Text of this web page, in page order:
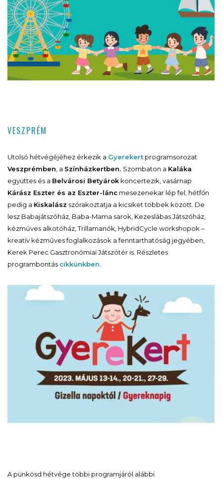
VESZPRÉM
Utolsó hétvégéjéhez érkezik a Gyerekert programsorozat
Veszprémben , a Színházkertben. Szombaton a Kaláka
együttes és a Belvárosi Betyárok koncertezik, vasárnap
Kárász Eszter és az Eszter-lánc mesezenekar lép fel, hétfőn
pedig a Kiskalász szórakoztatja a kicsiket többek között. De
lesz Babajátszóház, Baba-Mama sarok, Kezeslábas Játszóház,
kézműves alkotóház, Trillamanók, HybridCycle workshopok –
kreatív kézműves foglalkozások a fenntarthatóság jegyében,
Kerek Perec Gasztronómiai Játszótér is. Részletes
programbontás cikkünkben
A pünkösd hétvége többi programjáról alábbi